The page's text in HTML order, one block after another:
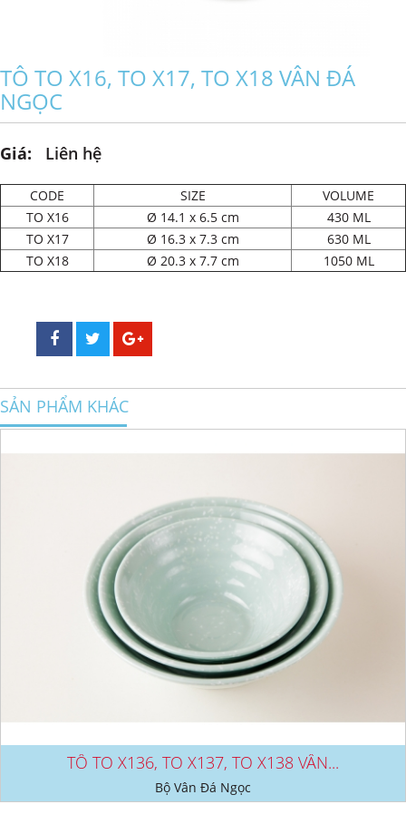
TÔ TO X16, TO X17, TO X18 VÂN ĐÁ
NGỌC
Giá: Liên hệ
CODE SIZE
VOLUME
TO X16
Ø 14.1 x 6.5 cm
430 ML
TO X17
Ø 16.3 x 7.3 cm
630 ML
TO X18
Ø 20.3 x 7.7 cm 1050 ML
SẢN PHẨM KHÁC
TÔ TO X136, TO X137, TO X138 VÂN...
Bộ Vân Đá Ngọc